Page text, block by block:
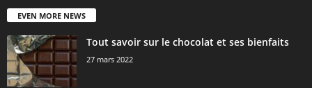
EVEN MORE NEWS
Tout savoir sur le chocolat et ses bienfaits
27 mars 2022